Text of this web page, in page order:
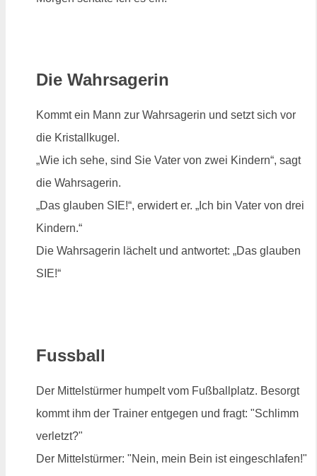
Die Wahrsagerin
Kommt ein Mann zur Wahrsagerin und setzt sich vor
die Kristallkugel.
„Wie ich sehe, sind Sie Vater von zwei Kindern“, sagt
die Wahrsagerin.
„Das glauben SIE!“, erwidert er. „Ich bin Vater von drei
Kindern.“
Die Wahrsagerin lächelt und antwortet: „Das glauben
SIE!“
Fussball
Der Mittelstürmer humpelt vom Fußballplatz. Besorgt
kommt ihm der Trainer entgegen und fragt: "Schlimm
verletzt?"
Der Mittelstürmer: "Nein, mein Bein ist eingeschlafen!"